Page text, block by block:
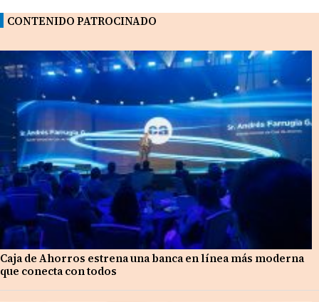
CONTENIDO PATROCINADO
Caja de Ahorros estrena una banca en línea más moderna
que conecta con todos